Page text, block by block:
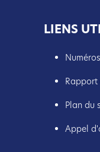
LIENS
Rapport
Plan du
Appel